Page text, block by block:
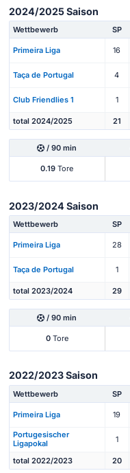
2024/2025 Saison
Wettbewerb SP
Primeira Liga 16
Taça de Portugal 4
Club Friendlies 1 1
total 2024/2025 21
/ 90 min
0.19 Tore
2023/2024 Saison
Wettbewerb SP
Primeira Liga 28
Taça de Portugal 1
total 2023/2024 29
/ 90 min
0Tore
2022/2023 Saison
Wettbewerb SP
Primeira Liga 19
Portugesischer
Ligapokal
1
total 2022/2023 20